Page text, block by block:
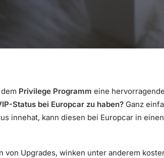
Privilege Programm eine
Status bei Europcar zu haben? Ganz
innehat, kann diesen bei Europcar in
von Upgrades, winken unter anderem